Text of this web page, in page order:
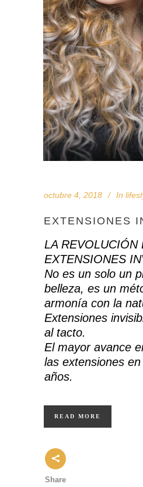
octubre 4, 2018 In
EXTENSIONES
LA REVOLUCIÓN
EXTENSIONES
No es un solo un
belleza, es un
armonía con la
Extensiones
al tacto.
El mayor avance
las extensiones
años.
READ MORE
Share